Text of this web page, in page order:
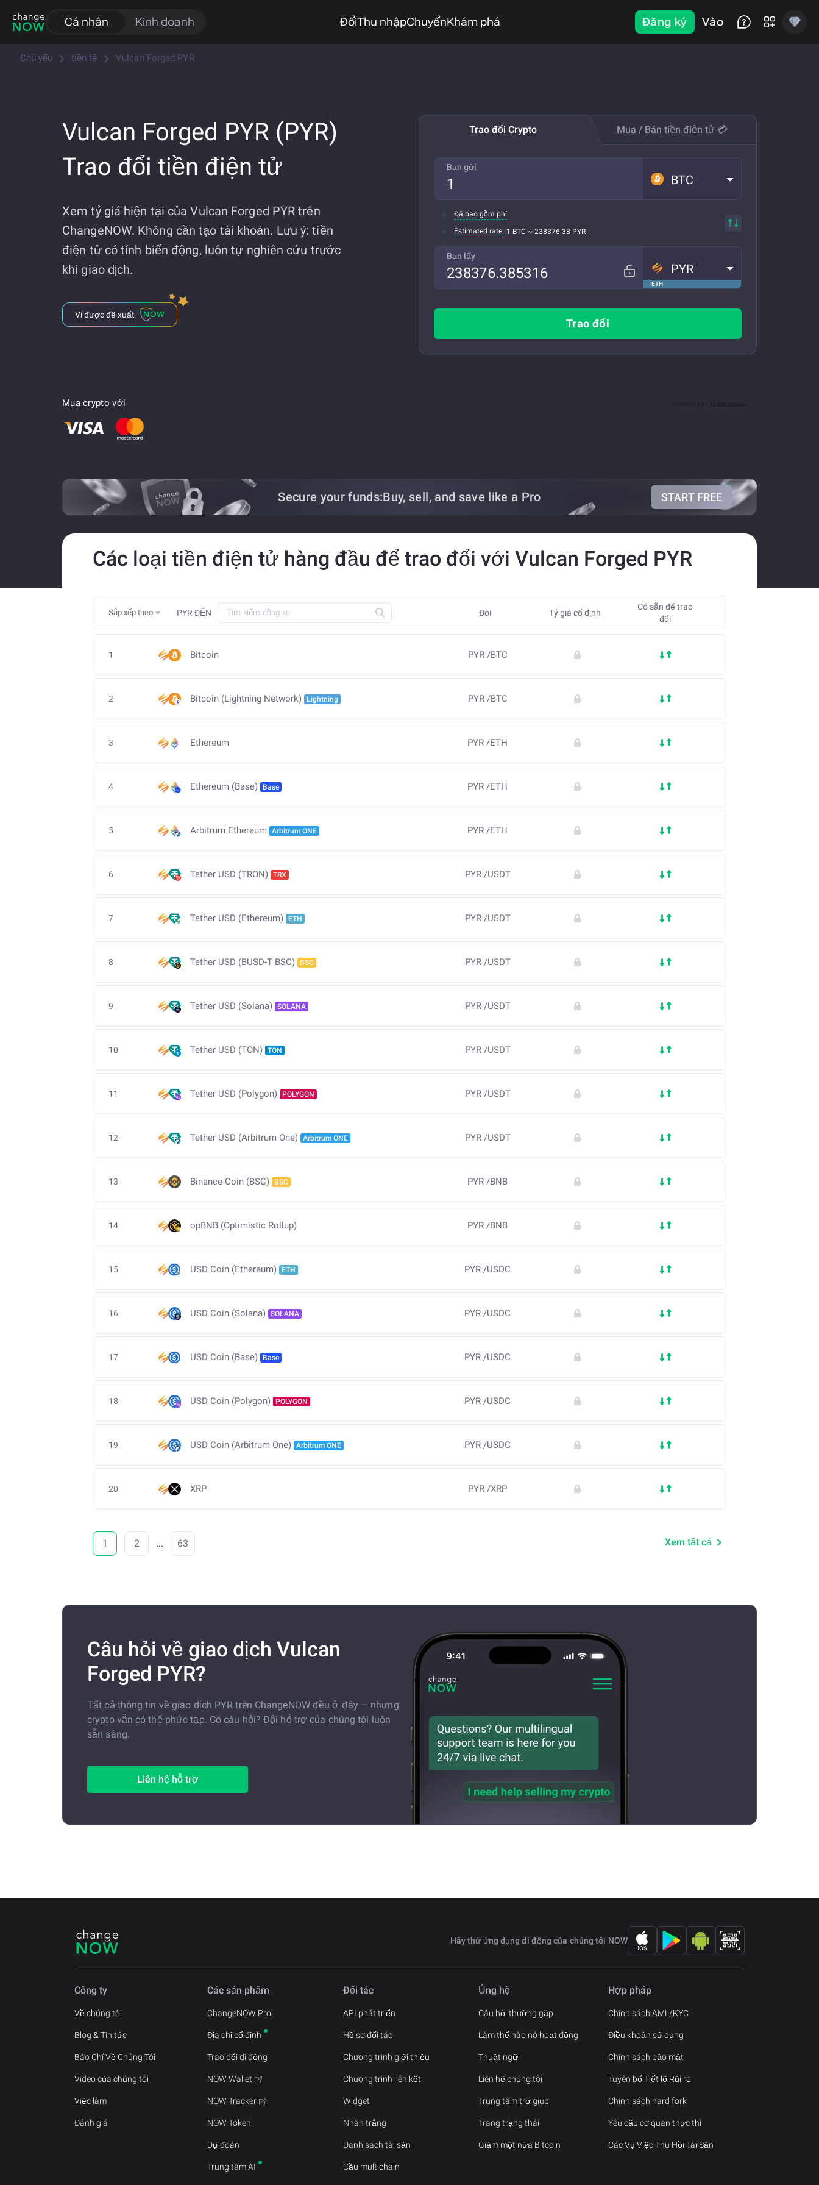
Cá nhân Kinh doanh ĐổiThu nhậpChuyểnKhám phá Đăng ký Vào
Chủ yếu tiền tệ Vulcan Forged PYR
Vulcan Forged PYR (PYR)
Trao đổi tiền điện tử
Xem tỷ giá hiện tại của Vulcan Forged PYR trên
ChangeNOW. Không cần tạo tài khoản. Lưu ý: tiền
điện tử có tính biến động, luôn tự nghiên cứu trước
khi giao dịch.
Ví được đề xuất
Trao đổi Crypto Mua / Bán tiền điện tử 💳
Bạn gửi
BTC
Đã bao gồm phí
Estimated rate: 1 BTC ~ 238376.38 PYR
Bạn lấy
ETH
PYR
Trao đổi
Mua crypto với
Secure your funds:Buy, sell, and save like a Pro START FREE
Các loại tiền điện tử hàng đầu để trao đổi với Vulcan Forged PYR
Sắp xếp theo PYR ĐẾN Đôi Tỷ giá cố định
Có sẵn để trao
đổi
1 Bitcoin PYR /BTC
2 Bitcoin (Lightning Network) Lightning PYR /BTC
3 Ethereum PYR /ETH
4 Ethereum (Base) Base PYR /ETH
5 Arbitrum Ethereum Arbitrum ONE PYR /ETH
6 Tether USD (TRON) TRX PYR /USDT
7 Tether USD (Ethereum) ETH PYR /USDT
8 Tether USD (BUSD-T BSC) BSC PYR /USDT
9 Tether USD (Solana) SOLANA PYR /USDT
10 Tether USD (TON) TON PYR /USDT
11 Tether USD (Polygon) POLYGON PYR /USDT
12 Tether USD (Arbitrum One) Arbitrum ONE PYR /USDT
13 Binance Coin (BSC) BSC PYR /BNB
14 opBNB (Optimistic Rollup) PYR /BNB
15 USD Coin (Ethereum) ETH PYR /USDC
16 USD Coin (Solana) SOLANA PYR /USDC
17 USD Coin (Base) Base PYR /USDC
18 USD Coin (Polygon) POLYGON PYR /USDC
19 USD Coin (Arbitrum One) Arbitrum ONE PYR /USDC
20 XRP PYR /XRP
1 2 ... 63 Xem tất cả
Câu hỏi về giao dịch Vulcan
Forged PYR?
Tất cả thông tin về giao dịch PYR trên ChangeNOW đều ở đây — nhưng
crypto vẫn có thể phức tạp. Có câu hỏi? Đội hỗ trợ của chúng tôi luôn
sẵn sàng.
Liên hệ hỗ trợ
Hãy thử ứng dụng di động của chúng tôi NOW
Công ty
Về chúng tôi
Blog & Tin tức
Báo Chí Về Chúng Tôi
Video của chúng tôi
Việc làm
Đánh giá
Các sản phẩm
ChangeNOW Pro
Địa chỉ cố định
Trao đổi di động
NOW Wallet
NOW Tracker
NOW Token
Dự đoán
Trung tâm AI
Đối tác
API phát triển
Hồ sơ đối tác
Chương trình giới thiệu
Chương trình liên kết
Widget
Nhãn trắng
Danh sách tài sản
Cầu multichain
Ủng hộ
Câu hỏi thường gặp
Làm thế nào nó hoạt động
Thuật ngữ
Liên hệ chúng tôi
Trung tâm trợ giúp
Trang trạng thái
Giảm một nửa Bitcoin
Hợp pháp
Chính sách AML/KYC
Điều khoản sử dụng
Chính sách bảo mật
Tuyên bố Tiết lộ Rủi ro
Chính sách hard fork
Yêu cầu cơ quan thực thi
Các Vụ Việc Thu Hồi Tài Sản